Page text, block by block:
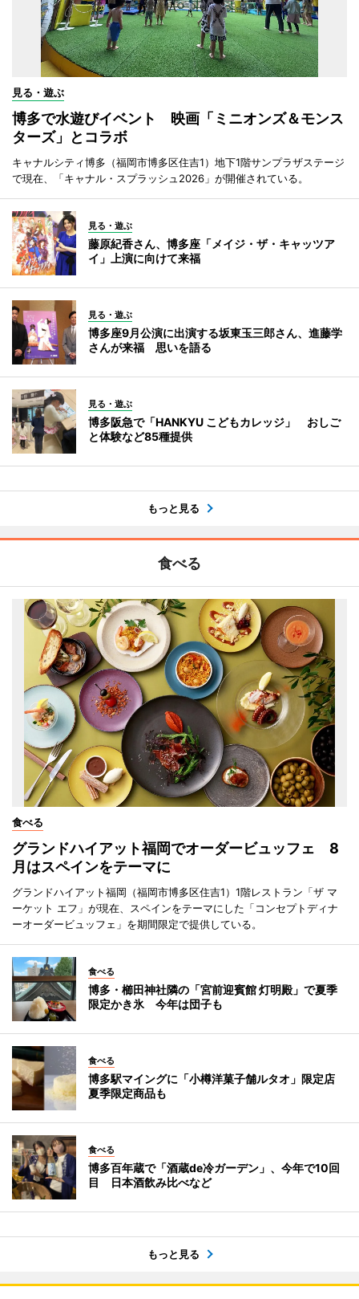
見る・遊ぶ
博多で水遊びイベント 映画「ミニオンズ＆モンス
ターズ」とコラボ
キャナルシティ博多（福岡市博多区住吉1）地下1階サンプラザステージ
で現在、「キャナル・スプラッシュ2026」が開催されている。
見る・遊ぶ
藤原紀香さん、博多座「メイジ・ザ・キャッツア
イ」上演に向けて来福
見る・遊ぶ
博多座9月公演に出演する坂東玉三郎さん、進藤学
さんが来福 思いを語る
見る・遊ぶ
博多阪急で「HANKYU こどもカレッジ」 おしご
と体験など85種提供
もっと見る
食べる
食べる
グランドハイアット福岡でオーダービュッフェ 8
月はスペインをテーマに
グランドハイアット福岡（福岡市博多区住吉1）1階レストラン「ザ マ
ーケット エフ」が現在、スペインをテーマにした「コンセプトディナ
ーオーダービュッフェ」を期間限定で提供している。
食べる
博多・櫛田神社隣の「宮前迎賓館 灯明殿」で夏季
限定かき氷 今年は団子も
食べる
博多駅マイングに「小樽洋菓子舗ルタオ」限定店
夏季限定商品も
食べる
博多百年蔵で「酒蔵de冷ガーデン」、今年で10回
目 日本酒飲み比べなど
もっと見る